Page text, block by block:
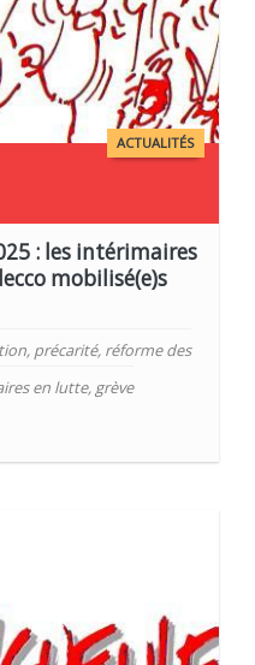
ACTUALITÉS
: les intérimaires
mobilisé(e)s
, précarité, réforme des
en lutte, grève